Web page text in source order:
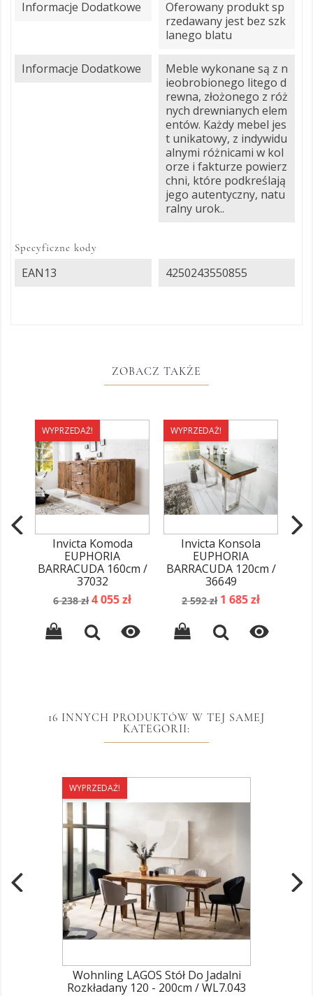
Informacje Dodatkowe
Oferowany produkt sp
rzedawany jest bez szk
lanego blatu
Informacje Dodatkowe
Meble wykonane są z n
ieobrobionego litego d
rewna, złożonego z róż
nych drewnianych elem
entów. Każdy mebel jes
t unikatowy, z indywidu
alnymi różnicami w kol
orze i fakturze powierz
chni, które podkreślają
jego autentyczny, natu
ralny urok..
Specyficzne kody
EAN13 4250243550855
ZOBACZ TAKŻE
WYPRZEDAŻ!
Invicta Komoda
EUPHORIA
BARRACUDA 160cm /
37032
Cena
6 238 zł Cena
4 055 zł

WYPRZEDAŻ!
Invicta Konsola
EUPHORIA
BARRACUDA 120cm /
36649
Cena
2 592 zł Cena
1 685 zł

16 INNYCH PRODUKTÓW W TEJ SAMEJ
KATEGORII:
WYPRZEDAŻ!
Wohnling LAGOS Stół Do Jadalni
Rozkładany 120 - 200cm / WL7.043